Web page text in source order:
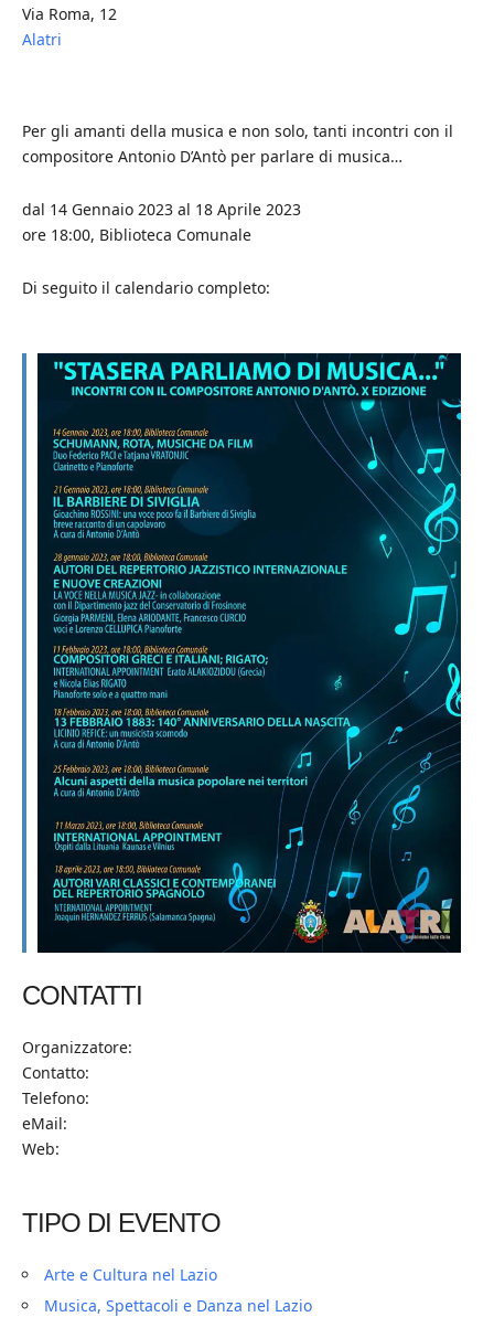
Via Roma, 12
Alatri
Per gli amanti della musica e non solo, tanti incontri con il
compositore Antonio D’Antò per parlare di musica…
dal 14 Gennaio 2023 al 18 Aprile 2023
ore 18:00, Biblioteca Comunale
Di seguito il calendario completo:
CONTATTI
Organizzatore:
Contatto:
Telefono:
eMail:
Web:
TIPO DI EVENTO
Arte e Cultura nel Lazio
Musica, Spettacoli e Danza nel Lazio